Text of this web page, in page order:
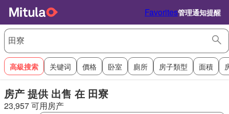
Favorites管理通知提醒
高級搜索 关键词 價格 卧室 廁所 房子類型 面積
房产 提供 出售 在 田寮
23,957 可用房产